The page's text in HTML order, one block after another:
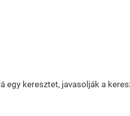
keresztet, javasolják a